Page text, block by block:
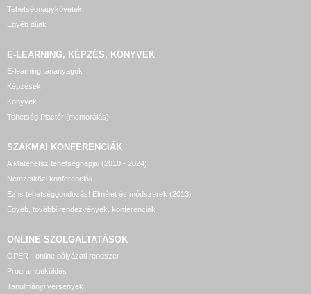
Tehetségnagykövetek
Egyéb díjak
E-LEARNING, KÉPZÉS, KÖNYVEK
E-learning tananyagok
Képzések
Könyvek
Tehetség Piactér (mentorálás)
SZAKMAI KONFERENCIÁK
A Matehetsz tehetségnapjai (2010 - 2024)
Nemzetközi konferenciák
Ez is tehetséggondozás! Elmélet és módszerek (2013)
Egyéb, további rendezvények, konferenciák
ONLINE SZOLGÁLTATÁSOK
OPER - online pályázati rendszer
Programbeküldés
Tanulmányi versenyek